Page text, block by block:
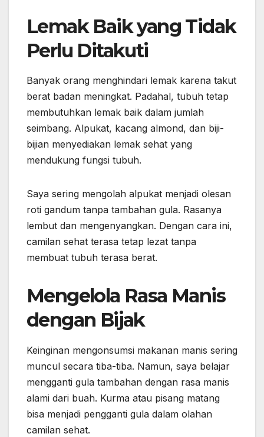
Lemak Baik yang Tidak
Perlu Ditakuti
Banyak orang menghindari lemak karena takut
berat badan meningkat. Padahal, tubuh tetap
membutuhkan lemak baik dalam jumlah
seimbang. Alpukat, kacang almond, dan biji-
bijian menyediakan lemak sehat yang
mendukung fungsi tubuh.
Saya sering mengolah alpukat menjadi olesan
roti gandum tanpa tambahan gula. Rasanya
lembut dan mengenyangkan. Dengan cara ini,
camilan sehat terasa tetap lezat tanpa
membuat tubuh terasa berat.
Mengelola Rasa Manis
dengan Bijak
Keinginan mengonsumsi makanan manis sering
muncul secara tiba-tiba. Namun, saya belajar
mengganti gula tambahan dengan rasa manis
alami dari buah. Kurma atau pisang matang
bisa menjadi pengganti gula dalam olahan
camilan sehat.